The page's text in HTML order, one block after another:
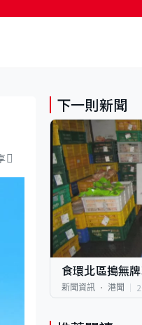
下一則新聞
食環北區搗無
新聞資訊 港聞